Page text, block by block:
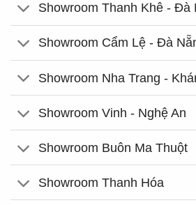
Showroom Thanh Khê - Đà
Showroom Cẩm Lệ - Đà
Showroom Nha Trang -
Showroom Vinh - Nghệ An
Showroom Buôn Ma Thuột
Showroom Thanh Hóa